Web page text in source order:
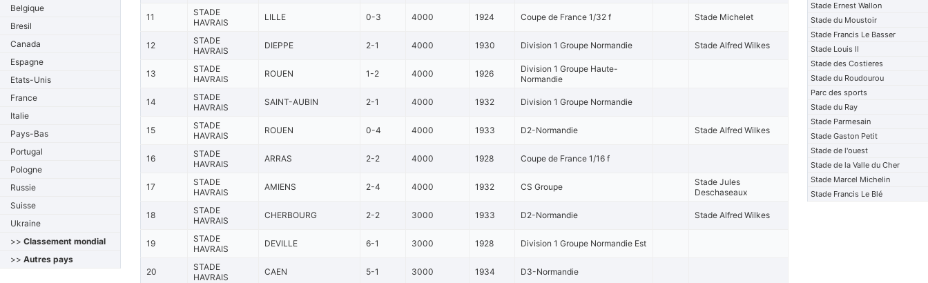
Belgique
Bresil
Canada
Espagne
Etats-Unis
France
Italie
Pays-Bas
Portugal
Pologne
Russie
Suisse
Ukraine
>> Classement mondial
>> Autres pays
11
STADE
HAVRAIS
LILLE 0-3 4000 1924 Coupe de France 1/32 f Stade Michelet
12
STADE
HAVRAIS
DIEPPE 2-1 4000 1930 Division 1 Groupe Normandie Stade Alfred Wilkes
13
STADE
HAVRAIS
ROUEN 1-2 4000 1926
Division 1 Groupe Haute-
Normandie
14
STADE
HAVRAIS
SAINT-AUBIN 2-1 4000 1932 Division 1 Groupe Normandie
15
STADE
HAVRAIS
ROUEN 0-4 4000 1933 D2-Normandie Stade Alfred Wilkes
16
STADE
HAVRAIS
ARRAS 2-2 4000 1928 Coupe de France 1/16 f
17
STADE
HAVRAIS
AMIENS 2-4 4000 1932 CS Groupe
Stade Jules
Deschaseaux
18
STADE
HAVRAIS
CHERBOURG 2-2 3000 1933 D2-Normandie Stade Alfred Wilkes
19
STADE
HAVRAIS
DEVILLE 6-1 3000 1928 Division 1 Groupe Normandie Est
20
STADE
HAVRAIS
CAEN 5-1 3000 1934 D3-Normandie
Stade Ernest Wallon
Stade du Moustoir
Stade Francis Le Basser
Stade Louis II
Stade des Costieres
Stade du Roudourou
Parc des sports
Stade du Ray
Stade Parmesain
Stade Gaston Petit
Stade de l'ouest
Stade de la Valle du Cher
Stade Marcel Michelin
Stade Francis Le Blé